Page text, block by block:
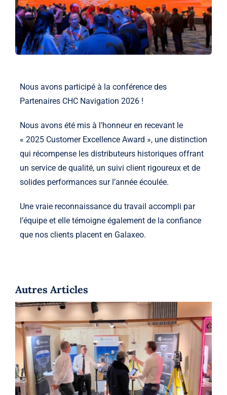
Contact
Nous avons participé à la conférence des
Partenaires CHC Navigation 2026 !
Nous avons été mis à l’honneur en recevant le
« 2025 Customer Excellence Award », une distinction
qui récompense les distributeurs historiques offrant
un service de qualité, un suivi client rigoureux et de
solides performances sur l’année écoulée.
Une vraie reconnaissance du travail accompli par
l’équipe et elle témoigne également de la confiance
que nos clients placent en Galaxeo.
Autres Articles